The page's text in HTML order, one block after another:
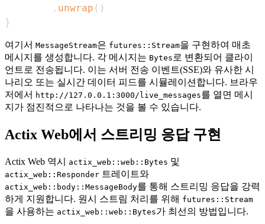
. unwrap ( )
}
여기서 MessageStream은 futures::Stream을 구현하여 매초
메시지를 생성합니다. 각 메시지는 Bytes 로 변환되어 클라이
언트로 전송됩니다. 이는 서버 전송 이벤트(SSE)와 유사한 시
나리오 또는 실시간 데이터 피드를 시뮬레이션합니다. 브라우
저에서 http://127.0.0.1:3000/live_messages를 열면 메시
지가 점진적으로 나타나는 것을 볼 수 있습니다.
Actix Web에서 스트리밍 응답 구현
Actix Web 역시 actix_web::web::Bytes 및
actix_web::Responder 트레이트와
actix_web::body::MessageBody를 통해 스트리밍 응답을 강력
하게 지원합니다. 원시 스트림 처리를 위해 futures::Stream
을 사용하는 actix_web::web::Bytes가 최선의 방법입니다.